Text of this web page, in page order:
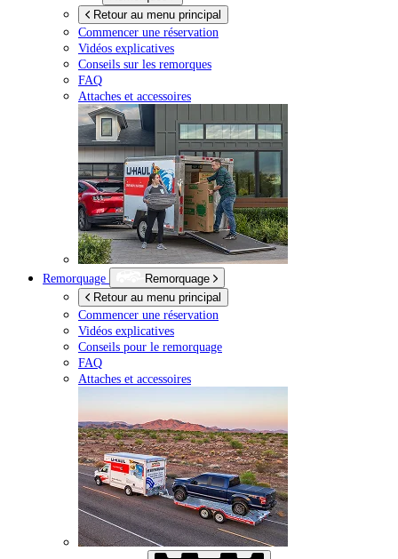
Retour au menu principal
Commencer une réservation
Vidéos explicatives
Conseils sur les remorques
FAQ
Attaches et accessoires
Remorquage
Remorquage
Retour au menu principal
Commencer une réservation
Vidéos explicatives
Conseils pour le remorquage
FAQ
Attaches et accessoires